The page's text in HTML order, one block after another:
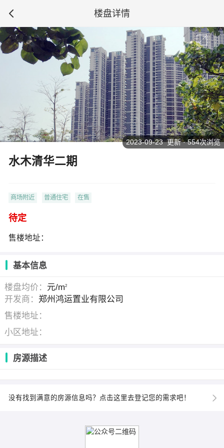
楼盘详情
水木清华二期
商场附近 普通住宅 在售
待定
售楼地址：
2023-09-23 更新 · 554次浏览
基本信息
楼盘均价： 元/m2
开发商：郑州鸿运置业有限公司
售楼地址：
小区地址：
房源描述
没有找到满意的房源信息吗？点击这里去登记您的需求吧！